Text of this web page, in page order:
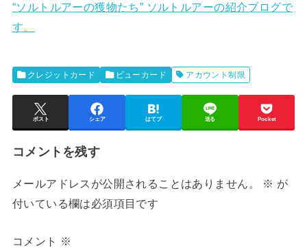
“ソルトルアーの獲物たち” ソルトルアーの紹介ブログで
す。
クレジットカード ビューカード アカウント制限
ポスト シェア はてブ 送る Pocket
コメントを残す
メールアドレスが公開されることはありません。 ※ が
付いている欄は必須項目です
コメント ※